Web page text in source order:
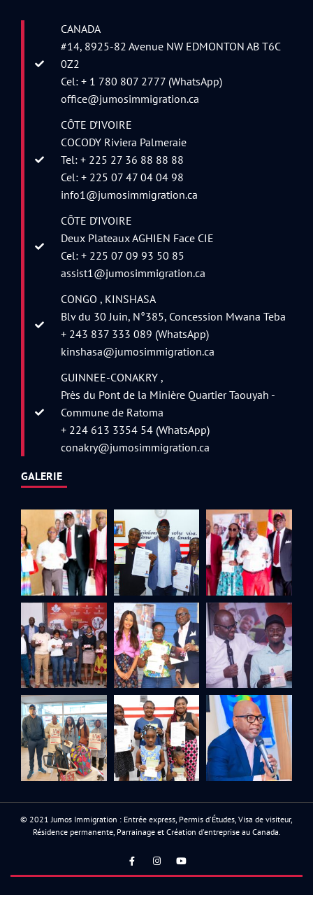
CANADA
#14, 8925-82 Avenue NW EDMONTON AB T6C
0Z2
Cel: + 1 780 807 2777 (WhatsApp)
office@jumosimmigration.ca
CÔTE D’IVOIRE
COCODY Riviera Palmeraie
Tel: + 225 27 36 88 88 88
Cel: + 225 07 47 04 04 98
info1@jumosimmigration.ca
CÔTE D’IVOIRE
Deux Plateaux AGHIEN Face CIE
Cel: + 225 07 09 93 50 85
assist1@jumosimmigration.ca
CONGO , KINSHASA
Blv du 30 Juin, N°385, Concession Mwana Teba
+ 243 837 333 089 (WhatsApp)
kinshasa@jumosimmigration.ca
GUINNEE-CONAKRY ,
Près du Pont de la Minière Quartier Taouyah -
Commune de Ratoma
+ 224 613 3354 54 (WhatsApp)
conakry@jumosimmigration.ca
GALERIE
© 2021 Jumos Immigration : Entrée express, Permis d'Études, Visa de visiteur,
Résidence permanente, Parrainage et Création d'entreprise au Canada.